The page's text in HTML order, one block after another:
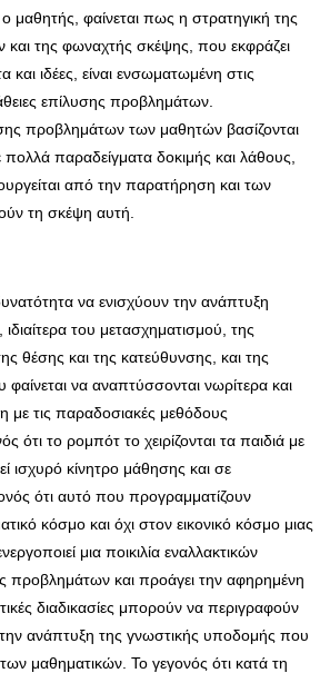
μαθητής, φαίνεται πως η στρατηγική της
και της φωναχτής σκέψης, που εκφράζει
και ιδέες, είναι ενσωματωμένη στις
επίλυσης προβλημάτων.
προβλημάτων των μαθητών βασίζονται
παραδείγματα δοκιμής και λάθους,
από την παρατήρηση και των
τη σκέψη αυτή.
να ενισχύουν την ανάπτυξη
του μετασχηματισμού, της
θέσης και της κατεύθυνσης, και της
φαίνεται να αναπτύσσονται νωρίτερα και
με τις παραδοσιακές μεθόδους
ότι το ρομπότ το χειρίζονται τα παιδιά με
ισχυρό κίνητρο μάθησης και σε
ότι αυτό που προγραμματίζουν
κόσμο και όχι στον εικονικό κόσμο μιας
μια ποικιλία εναλλακτικών
προβλημάτων και προάγει την αφηρημένη
διαδικασίες μπορούν να περιγραφούν
ανάπτυξη της γνωστικής υποδομής που
μαθηματικών. Το γεγονός ότι κατά τη